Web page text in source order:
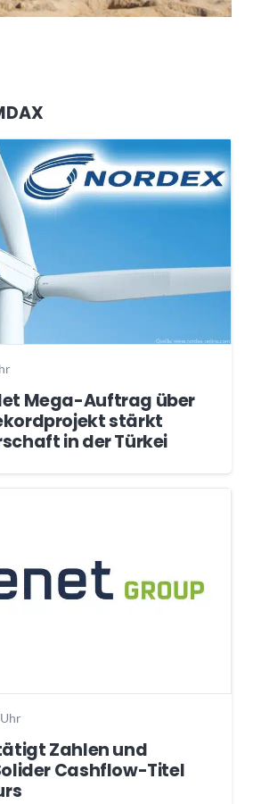
Mega-Auftrag über
stärkt
in der Türkei
Zahlen und
Cashflow-Titel